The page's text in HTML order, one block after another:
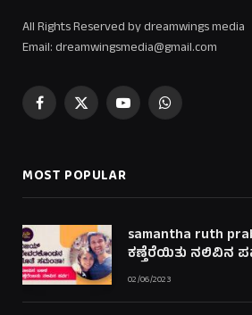
All Rights Reserved by dreamwings media
Email: dreamwingsmedia@gmail.com
Facebook
X
YouTubeWhatsApp
MOST POPULAR
samantha ruth
ಕಣ್ತೆರೆಯಿತು ನಲಿವಿನ
02/06/2023